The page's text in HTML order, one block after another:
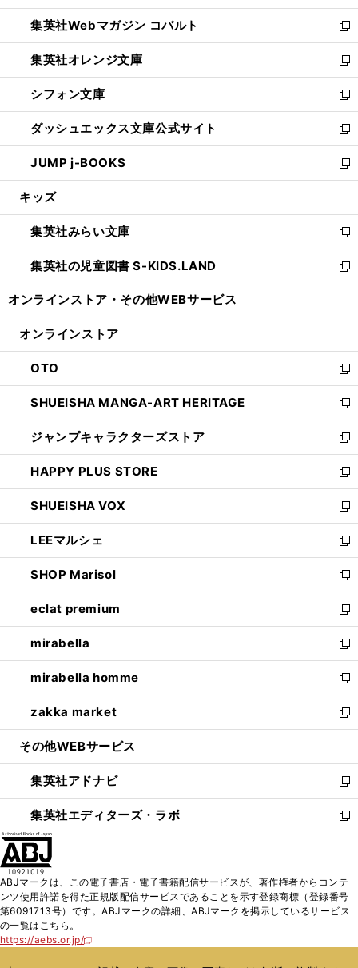
開
く
ウ
で
開
く
ン
ド
ウ
で
開
く
ウ
ィ
ン
ド
ウ
で
開
く
集英社Webマガジン コバルト
新
し
い
ウ
ィ
ン
ド
ウ
で
開
集英社オレンジ文庫
新
し
い
ウ
ィ
ン
ド
ウ
開
く
シフォン文庫
新
し
い
ウ
ィ
ン
ウ
で
開
く
ダッシュエックス文庫公式サイト
新
し
い
ウ
ン
ド
ウ
で
JUMP j-BOOKS
新
し
ウ
ィ
ン
ド
開
キッズ
集英社みらい文庫
新
し
い
ン
ウ
で
開
く
集英社の児童図書 S-KIDS.LAND
新
ウ
ン
ド
ウ
で
開
く
オンラインストア・ その他WEBサービス
オンラインストア
OTO
新
し
い
ウ
ィ
ン
ド
ウ
で
開
く
SHUEISHA MANGA-ART HERITAGE
新
し
い
ウ
ィ
ン
ド
ウ
で
開
く
ジャンプキャラクターズストア
新
し
い
ウ
ィ
ン
ド
ウ
で
開
く
HAPPY PLUS STORE
新
し
い
ウ
ィ
ン
ド
ウ
で
開
く
SHUEISHA VOX
新
し
い
ウ
ィ
ン
ド
ウ
で
開
く
LEEマルシェ
新
し
い
ウ
ィ
ン
ド
ウ
で
開
く
SHOP Marisol
新
し
い
ウ
ィ
ン
ド
ウ
で
開
eclat premium
新
し
い
ウ
ィ
ン
ド
ウ
開
く
mirabella
新
し
い
ウ
ィ
ン
ウ
で
開
く
mirabella homme
新
し
い
ウ
ン
ド
ウ
で
zakka market
新
し
ウ
ィ
ン
ド
く
その他WEBサービス
集英社アドナビ
新
し
い
ド
ウ
で
集英社エディターズ・ラボ
新
ィ
ン
ド
ABJマークは、この電子書店・電子書籍配信サービスが、著作権者からコンテ
ンツ使用許諾を得た正規版配信サービスであることを示す登録商標（登録番号
第6091713号）です。ABJマークの詳細、ABJマークを掲示しているサービス
の一覧はこちら。
https://aebs.or.jp/
新